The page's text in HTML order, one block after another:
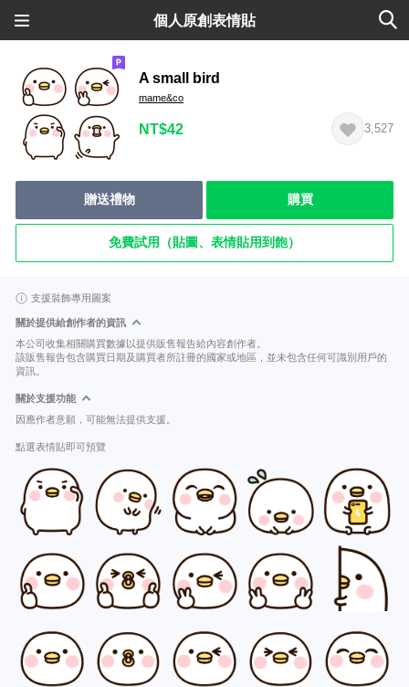
個人原創表情貼
A small bird
mame&co
NT$42 3,527
贈送禮物 購買
免費試用（貼圖、表情貼用到飽）
支援裝飾專用圖案
關於提供給創作者的資訊
本公司收集相關購買數據以提供販售報告給內容創作者。
該販售報告包含購買日期及購買者所註冊的國家或地區，並未包含任何可識別用戶的
資訊。
關於支援功能
因應作者意願，可能無法提供支援。
點選表情貼即可預覽